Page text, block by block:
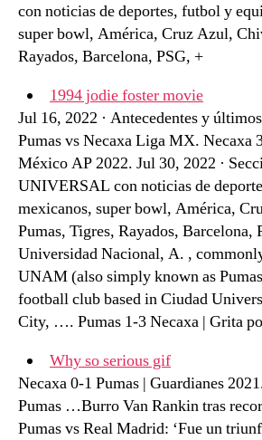
con noticias de deportes, futbol y
super bowl, América, Cruz Azul,
Rayados, Barcelona, PSG, +
1994 jodie foster movie
Jul 16, 2022 · Antecedentes y
Pumas vs Necaxa Liga MX. Necaxa
México AP 2022. Jul 30, 2022 ·
UNIVERSAL con noticias de
mexicanos, super bowl, América,
Pumas, Tigres, Rayados, Barcelona,
Universidad Nacional, A. ,
UNAM (also simply known as
football club based in Ciudad
City, …. Pumas 1-3 Necaxa | Grita
Why so serious gif
Necaxa 0-1 Pumas | Guardianes
Pumas …Burro Van Rankin tras
Pumas vs Real Madrid: ‘Fue un